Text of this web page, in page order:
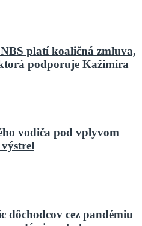
platí koaličná zmluva,
podporuje Kažimíra
vodiča pod vplyvom
cez pandémiu